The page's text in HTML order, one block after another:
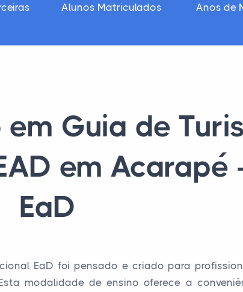
Alunos Matriculados Anos de
em Guia de
em Acarapé
EaD
EaD foi pensado e criado para
modalidade de ensino oferece a